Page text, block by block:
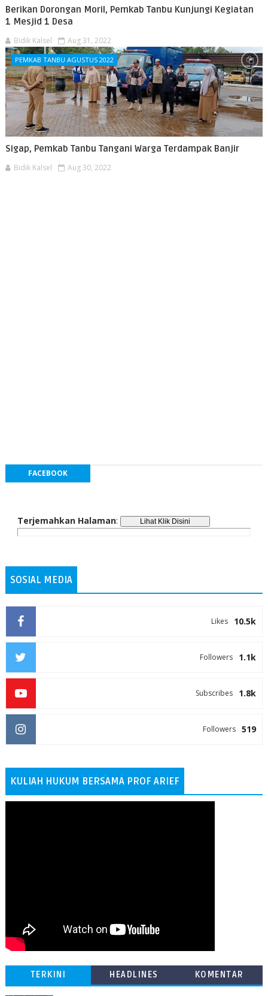
Berikan Dorongan Moril, Pemkab Tanbu Kunjungi Kegiatan
1 Mesjid 1 Desa
Bidik Kalsel Aug 31, 2022
PEMKAB TANBU AGUSTUS 2022
Sigap, Pemkab Tanbu Tangani Warga Terdampak Banjir
Bidik Kalsel Aug 30, 2022
FACEBOOK
Terjemahkan Halaman:
SOSIAL MEDIA
10.5k
Likes
1.1k
Followers
1.8k
Subscribes
519
Followers
KULIAH HUKUM BERSAMA PROF ARIEF
TERKINI HEADLINES KOMENTAR